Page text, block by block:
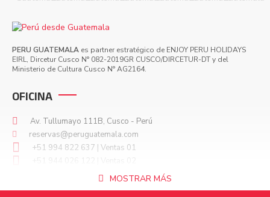
PERU GUATEMALA es partner estratégico de ENJOY PERU HOLIDAYS
EIRL, Dircetur Cusco N° 082-2019GR CUSCO/DIRCETUR-DT y del
Ministerio de Cultura Cusco N° AG2164.
OFICINA
Av. Tullumayo 111B, Cusco - Perú
reservas@peruguatemala.com
+51 994 822 637 | Ventas 01
+51 928 750 336 | Emergencias
MOSTRAR MÁS